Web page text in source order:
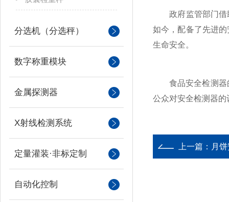
分选机（分选秤）
数字称重模块
金属探测器
X射线检测系统
定量灌装·非标定制
自动化控制
政府监管部门借助
如今，配备了先进
生命安全。
食品安全检测器的
公众对安全检测器
上一篇： 月